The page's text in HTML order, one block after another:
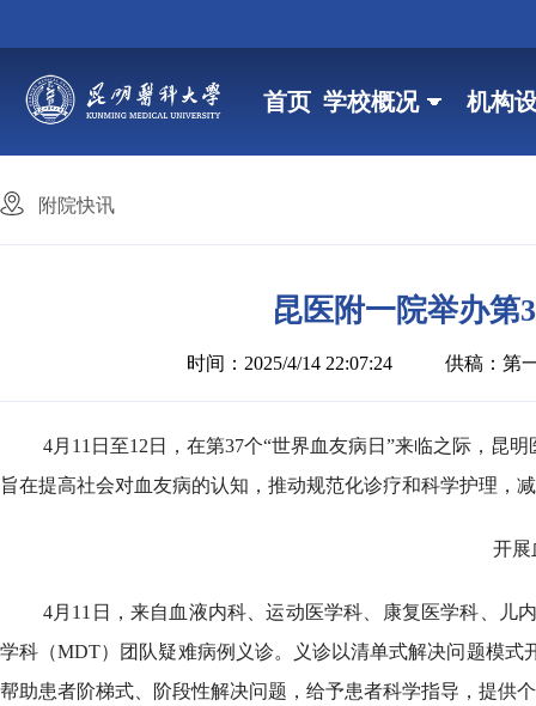
首页 学校概况 机构
附院快讯
昆医附一院举办第
时间：2025/4/14 22:07:24 供稿：第
4月11日至12日，在第37个“世界血友病日”来临之际，昆
旨在提高社会对血友病的认知，推动规范化诊疗和科学护理，
开展
4月11日，来自血液内科、运动医学科、康复医学科、儿
学科（MDT）团队疑难病例义诊。义诊以清单式解决问题模
帮助患者阶梯式、阶段性解决问题，给予患者科学指导，提供